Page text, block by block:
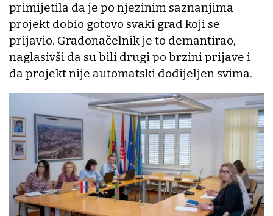
primijetila da je po njezinim saznanjima
projekt dobio gotovo svaki grad koji se
prijavio. Gradonačelnik je to demantirao,
naglasivši da su bili drugi po brzini prijave i
da projekt nije automatski dodijeljen svima.